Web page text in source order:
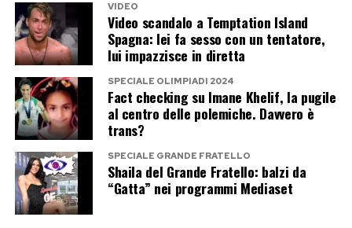
VIDEO
Video scandalo a Temptation Island
Spagna: lei fa sesso con un tentatore,
lui impazzisce in diretta
SPECIALE OLIMPIADI 2024
Fact checking su Imane Khelif, la pugile
al centro delle polemiche. Davvero è
trans?
SPECIALE GRANDE FRATELLO
Shaila del Grande Fratello: balzi da
“Gatta” nei programmi Mediaset